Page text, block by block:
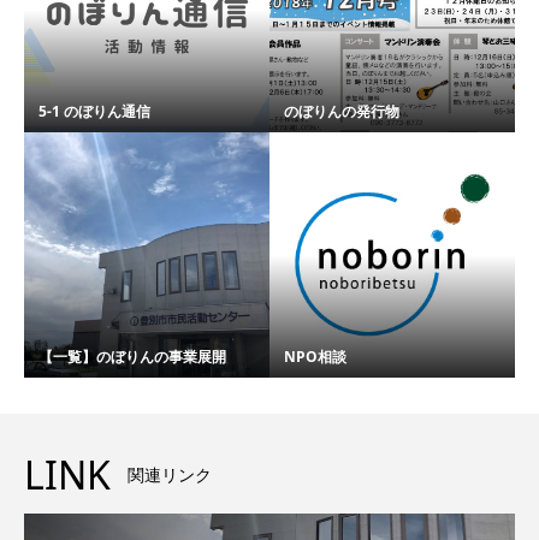
5-1 のぼりん通信 のぼりんの発行物
【一覧】のぼりんの事業展開 NPO相談
LINK 関連リンク